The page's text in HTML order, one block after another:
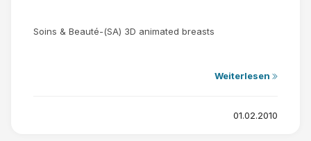
Soins & Beauté-(SA) 3D animated breasts
Weiterlesen
01.02.2010